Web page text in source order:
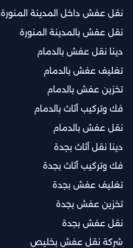
نقل عفش داخل المدينة المنورة
نقل عفش بالمدينة المنورة
دينا نقل عفش بالدمام
تغليف عفش بالدمام
تخزين عفش بالدمام
فك وتركيب أثاث بالدمام
نقل عفش بالدمام
دينا نقل أثاث بجدة
فك وتركيب أثاث بجدة
تغليف عفش بجدة
تخزين عفش بجدة
نقل عفش بجدة
شركة نقل عفش بخليص